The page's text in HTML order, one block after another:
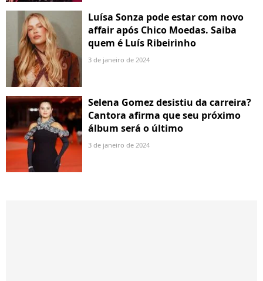
Luísa Sonza pode estar com novo
affair após Chico Moedas. Saiba
quem é Luís Ribeirinho
3 de janeiro de 2024
Selena Gomez desistiu da carreira?
Cantora afirma que seu próximo
álbum será o último
3 de janeiro de 2024